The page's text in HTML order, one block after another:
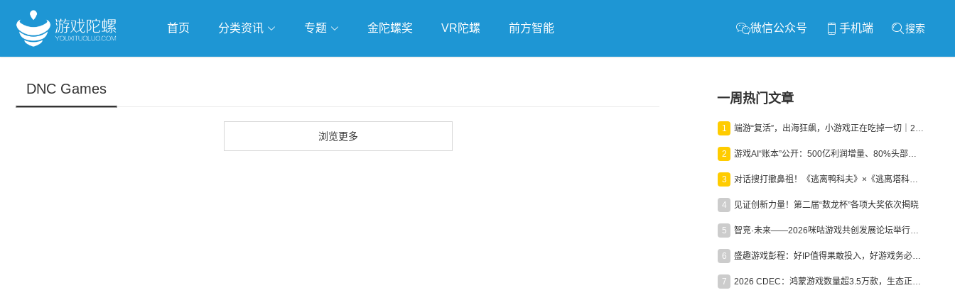
首页 分类资讯 专题 金陀螺奖 VR陀螺 前方智能 微信公众号 手机端 搜索
DNC Games
浏览更多
一周热门文章
1 端游“复活”，出海狂飙，小游戏正在吃掉一切｜2026上半年产业报告
2 游戏AI“账本”公开：500亿利润增量、80%头部入局，谁在闷声发财？
3 对话搜打撤鼻祖！《逃离鸭科夫》×《逃离塔科夫》官方线下沙龙落幕
4 见证创新力量！第二届“数龙杯”各项大奖依次揭晓
5 智竞·未来——2026咪咕游戏共创发展论坛举行：聚力精品内容、AI创作与电竞生态，共建高品质益智健康游戏社区
6 盛趣游戏彭程：好IP值得果敢投入，好游戏务必长效经营
7 2026 CDEC：鸿蒙游戏数量超3.5万款，生态正循环加速产业高质量发展